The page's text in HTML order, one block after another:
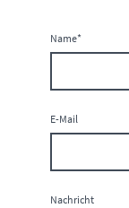
Name*
E-Mail
Nachricht